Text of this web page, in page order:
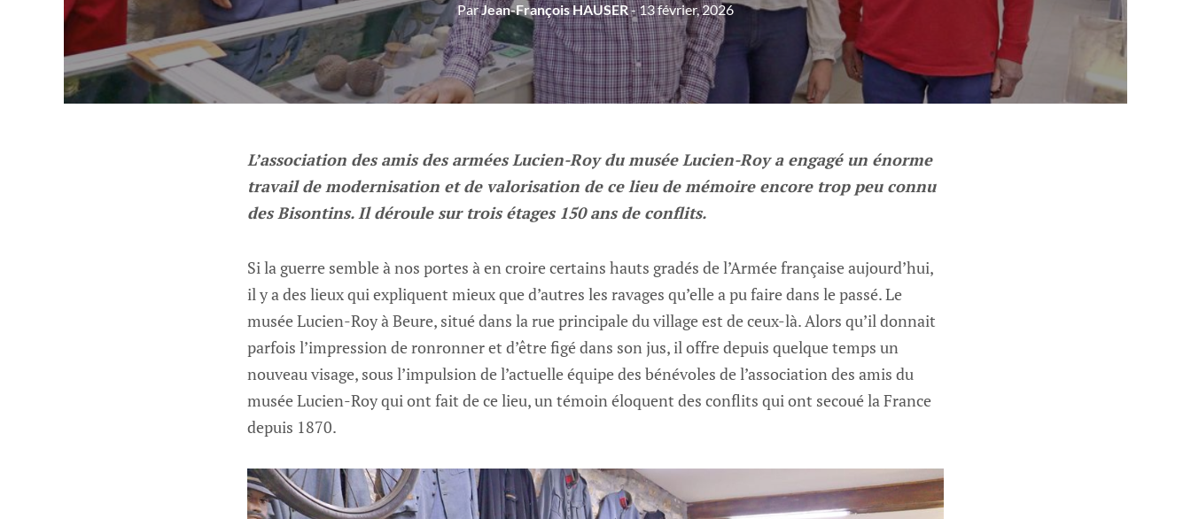
ParJean-François HAUSER- 13 février, 2026
L’association des amis des armées Lucien-Roy du musée Lucien-Roy a engagé un énorme
travail de modernisation et de valorisation de ce lieu de mémoire encore trop peu connu
des Bisontins. Il déroule sur trois étages 150 ans de conflits.
Si la guerre semble à nos portes à en croire certains hauts gradés de l’Armée française aujourd’hui,
il y a des lieux qui expliquent mieux que d’autres les ravages qu’elle a pu faire dans le passé. Le
musée Lucien-Roy à Beure, situé dans la rue principale du village est de ceux-là. Alors qu’il donnait
parfois l’impression de ronronner et d’être figé dans son jus, il offre depuis quelque temps un
nouveau visage, sous l’impulsion de l’actuelle équipe des bénévoles de l’association des amis du
musée Lucien-Roy qui ont fait de ce lieu, un témoin éloquent des conflits qui ont secoué la France
depuis 1870.